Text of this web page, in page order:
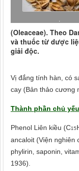
.
(Oleaceae). Theo
và thuốc từ dược
giải độc.
Vị đắng tính hàn, có
cay (Bản thảo cương
Thành phần chủ
Phenol Liên kiều (C15
ancaloit (Viện nghiên
phylirin, saponin,
1936).